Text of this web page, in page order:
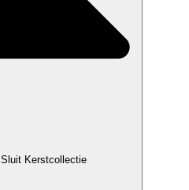
Sluit Kerstcollectie